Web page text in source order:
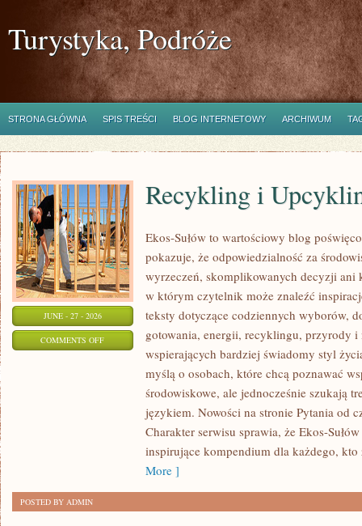
Turystyka, Podróże
STRONA GŁÓWNA SPIS TREŚCI BLOG INTERNETOWY ARCHIWUM
JUNE - 27 - 2026
COMMENTS OFFON
RECYKLING
UPCYKLING
Recykling i
Ekos-Sułów to wartościowy blog
pokazuje, że odpowiedzialność za
wyrzeczeń, skomplikowanych decyzji ani
w którym czytelnik może znaleźć
teksty dotyczące codziennych wyborów,
gotowania, energii, recyklingu, przyrody i
wspierających bardziej świadomy styl
myślą o osobach, które chcą poznawać
środowiskowe, ale jednocześnie szukają
językiem. Nowości na stronie Pytania od
Charakter serwisu sprawia, że Ekos-
inspirujące kompendium dla każdego, kto
More ]
POSTED BY ADMIN